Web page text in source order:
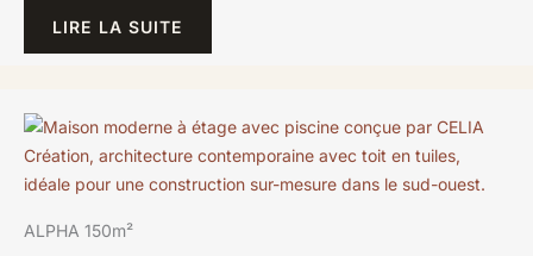
LIRE LA SUITE
ALPHA 150m²